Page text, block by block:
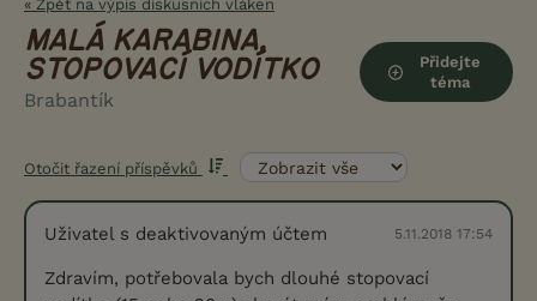
« Zpět na výpis diskusních vláken
MALÁ KARABINA,
STOPOVACÍ VODÍTKO
Brabantík
Přidejte
téma
Otočit řazení příspěvků
Uživatel s deaktivovaným účtem 5.11.2018 17:54
Zdravím, potřebovala bych dlouhé stopovací